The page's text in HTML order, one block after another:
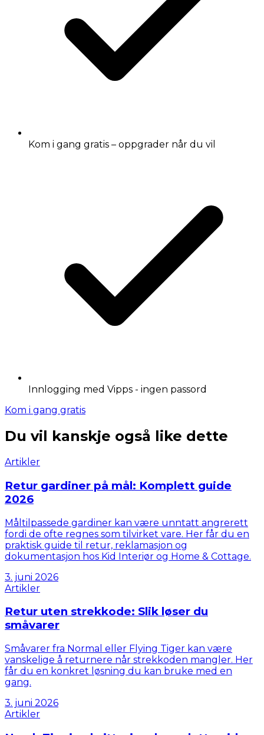
Kom i gang gratis – oppgrader når du vil
Innlogging med Vipps - ingen passord
Kom i gang gratis
Du vil kanskje også like dette
Artikler
Retur gardiner på mål: Komplett guide
2026
Måltilpassede gardiner kan være unntatt angrerett
fordi de ofte regnes som tilvirket vare. Her får du en
praktisk guide til retur, reklamasjon og
dokumentasjon hos Kid Interiør og Home & Cottage.
3. juni 2026
Artikler
Retur uten strekkode: Slik løser du
småvarer
Småvarer fra Normal eller Flying Tiger kan være
vanskelige å returnere når strekkoden mangler. Her
får du en konkret løsning du kan bruke med en
gang.
3. juni 2026
Artikler